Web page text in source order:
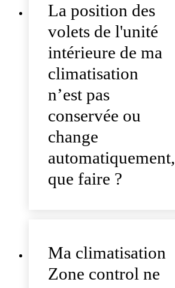
La position des
volets de l'unité
intérieure de ma
climatisation
n’est pas
conservée ou
change
automatiquement,
que faire ?
Ma climatisation
Zone control ne